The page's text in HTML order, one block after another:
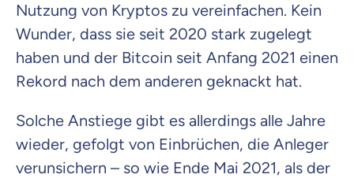
Nutzung von Kryptos zu vereinfachen. Kein
Wunder, dass sie seit 2020 stark zugelegt
haben und der Bitcoin seit Anfang 2021 einen
Rekord nach dem anderen geknackt hat.
Solche Anstiege gibt es allerdings alle Jahre
wieder, gefolgt von Einbrüchen, die Anleger
verunsichern – so wie Ende Mai 2021, als der